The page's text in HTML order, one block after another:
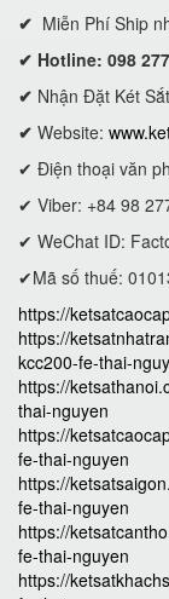
✔ Miễn Phí Ship
✔ Hotline: 098
✔ Nhận Đặt Két
✔ Website:
✔ Điện thoại văn
✔ Viber: +84 98
✔ WeChat ID:
✔Mã số thuế:
https://
https://
kcc200-fe-thai-
https://
thai-nguyen
https://
fe-thai-nguyen
https://
fe-thai-nguyen
https://
fe-thai-nguyen
https://